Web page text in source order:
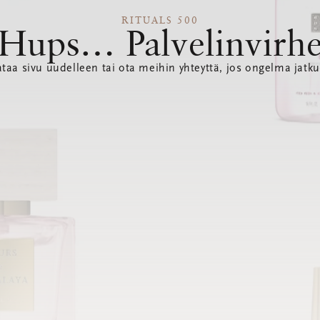
RITUALS 500
sivu uudelleen tai ota meihin yhteyttä, jos ongelma